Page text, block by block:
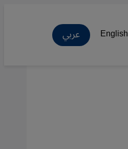
English عربي